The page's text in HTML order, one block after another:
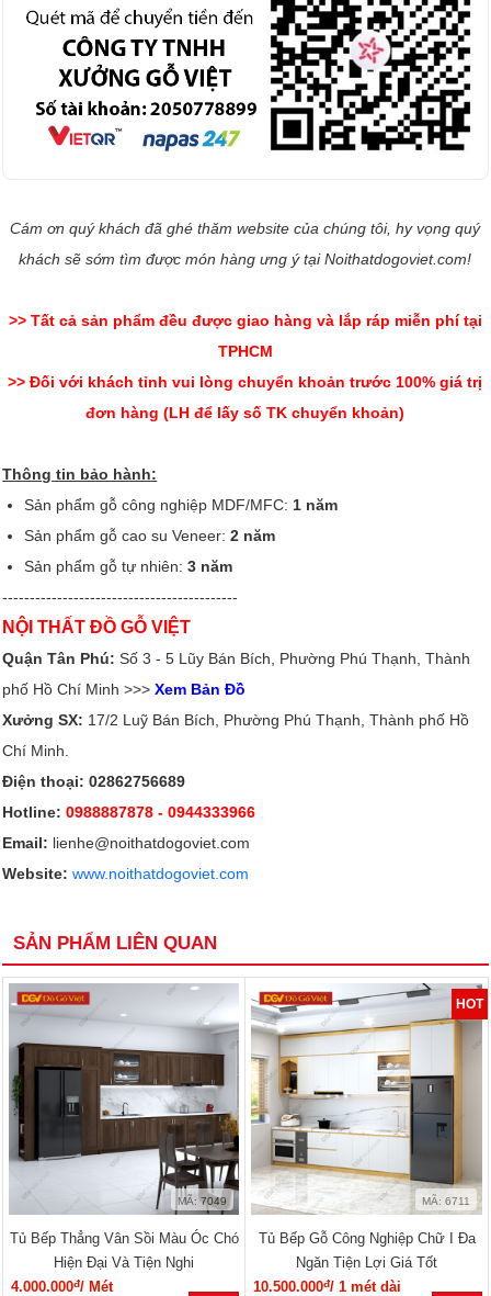
Cám ơn quý khách đã ghé thăm website của chúng tôi, hy vọng quý
khách sẽ sớm tìm được món hàng ưng ý tại Noithatdogoviet.com!
>> Tất cả sản phẩm đều được giao hàng và lắp ráp miễn phí tại
TPHCM
>> Đối với khách tỉnh vui lòng chuyển khoản trước 100% giá trị
đơn hàng (LH để lấy số TK chuyển khoản)
Thông tin bảo hành:
Sản phẩm gỗ công nghiệp MDF/MFC:1 năm
Sản phẩm gỗ cao su Veneer:2 năm
Sản phẩm gỗ tự nhiên:3 năm
-------------------------------------------
NỘI THẤT ĐỒ GỖ VIỆT
Quận Tân Phú: Số 3 - 5 Lũy Bán Bích, Phường Phú Thạnh, Thành
phố Hồ Chí Minh >>> Xem Bản Đồ
Xưởng SX: 17/2 Luỹ Bán Bích, Phường Phú Thạnh, Thành phố Hồ
Chí Minh.
Điện thoại: 02862756689
Hotline:0988887878 - 0944333966
Email: lienhe@noithatdogoviet.com
Website: www.noithatdogoviet.com
SẢN PHẨM LIÊN QUAN
MÃ: 7049
Tủ Bếp Thẳng Vân Sồi Màu Óc Chó
Hiện Đại Và Tiện Nghi
4.000.000đ/ Mét
HOT
MÃ: 6711
Tủ Bếp Gỗ Công Nghiệp Chữ I Đa
Ngăn Tiện Lợi Giá Tốt
10.500.000đ/ 1 mét dài